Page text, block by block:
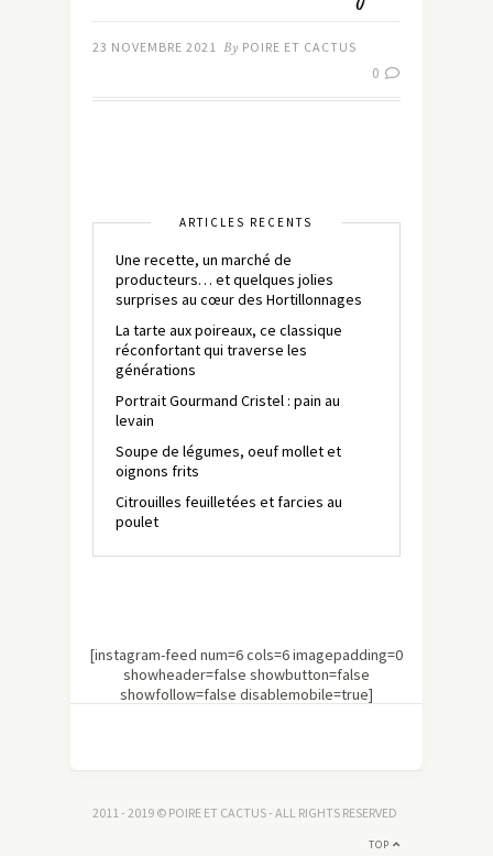
23 NOVEMBRE 2021 By POIRE ET CACTUS
0
ARTICLES RÉCENTS
Une recette, un marché de
producteurs… et quelques jolies
surprises au cœur des Hortillonnages
La tarte aux poireaux, ce classique
réconfortant qui traverse les
générations
Portrait Gourmand Cristel : pain au
levain
Soupe de légumes, oeuf mollet et
oignons frits
Citrouilles feuilletées et farcies au
poulet
[instagram-feed num=6 cols=6 imagepadding=0
showheader=false showbutton=false
showfollow=false disablemobile=true]
2011 - 2019 © POIRE ET CACTUS - ALL RIGHTS RESERVED
TOP